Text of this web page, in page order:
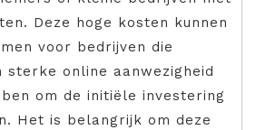
Deze hoge kosten kunnen
voor bedrijven die
sterke online aanwezigheid
om de initiële investering
Het is belangrijk om deze